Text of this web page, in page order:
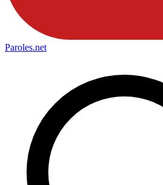
Paroles.net